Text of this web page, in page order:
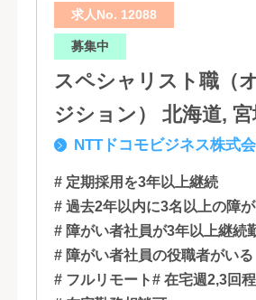
求人No. 12088
募集中
スペシャリスト職（
ジション） 北海道, 宮城, 東京,
石川, 愛知, 大阪, 広島,
NTTドコモビジネス株式
# 定期採用を3年以上継続
# 過去2年以内に3名以上の障
# 障がい者社員が3年以上継続
# 障がい者社員の役職者がいる
# フルリモート# 在宅週2,3回